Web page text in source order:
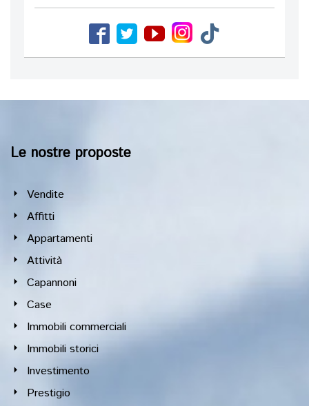
Le nostre proposte
Vendite
Affitti
Appartamenti
Attività
Capannoni
Case
Immobili commerciali
Immobili storici
Investimento
Prestigio